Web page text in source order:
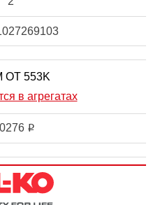
OT 553K
в агрегатах
i